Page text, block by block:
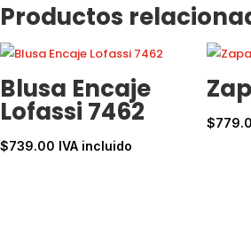
Productos
Blusa Encaje
Lofassi 7462
$739.00 IVA incluido
$